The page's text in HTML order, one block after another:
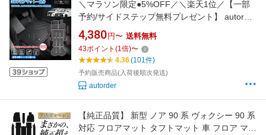
＼マラソン限定●5%OFF／＼楽天1位／【一部
予約/サイドステップ無料プレゼント】 autorder
トヨタ 新型 アルファード 40系 ヴェルファイア
40系 3D フロアマット 運転席 助手席 二列目 三
列目 ラゲッジマット 荷台 荷室 一台分 防水 耐
汚れ 水洗い 立体 内装 パーツ
4,380 円〜 送料無料
43ポイント (1倍)〜
4.36(101件)
予約販売商品(入荷後順次発送)
autorder
【純正品質】 新型 ノア 90 系 ヴォクシー 90 系
対応 フロアマット タフトマット 車 フロア マッ